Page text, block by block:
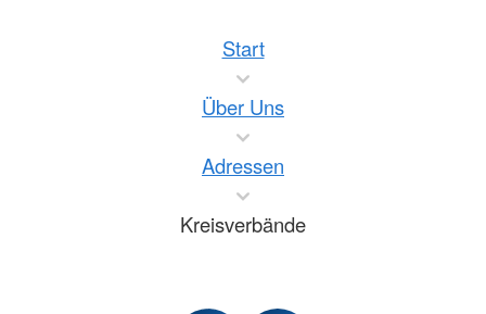
Start
Über Uns
Adressen
Kreisverbände